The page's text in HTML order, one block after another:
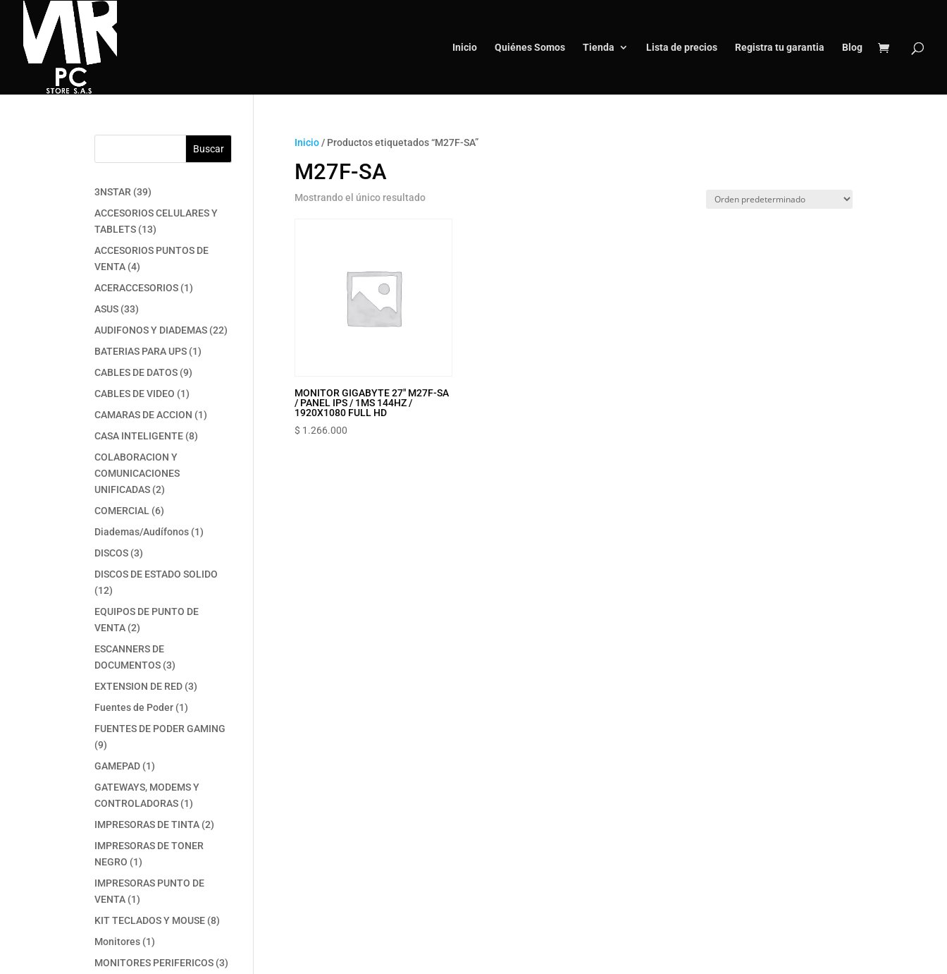
Inicio Quiénes Somos Tienda Lista de precios Registra tu garantia Blog
Inicio/ Productos etiquetados “M27F-SA”
M27F-SA
Mostrando el único resultado
MONITOR GIGABYTE 27″ M27F-SA
/ PANEL IPS / 1MS 144HZ /
1920X1080 FULL HD
$ 1.266.000
Buscar
3NSTAR 3939
productos
ACCESORIOS CELULARES Y
TABLETS 1313
productos
ACCESORIOS PUNTOS DE
VENTA 44
productos
ACERACCESORIOS 11
ASUS 3333
productos
AUDIFONOS Y DIADEMAS 2222
BATERIAS PARA UPS 11
CABLES DE DATOS 99
CABLES DE VIDEO 11
producto
CAMARAS DE ACCION 11
CASA INTELIGENTE 88
COLABORACION Y
COMUNICACIONES
UNIFICADAS 22
productos
COMERCIAL 66
productos
Diademas/Audífonos 11
DISCOS 33
productos
DISCOS DE ESTADO SOLIDO
1212
productos
EQUIPOS DE PUNTO DE
VENTA 22
productos
ESCANNERS DE
DOCUMENTOS 33
productos
EXTENSION DE RED 33
Fuentes de Poder 11
producto
FUENTES DE PODER GAMING
99
productos
GAMEPAD 11
producto
GATEWAYS, MODEMS Y
CONTROLADORAS 11
producto
IMPRESORAS DE TINTA 22
IMPRESORAS DE TONER
NEGRO
11
producto
IMPRESORAS PUNTO DE
VENTA 11
producto
KIT TECLADOS Y MOUSE 88
Monitores 11
producto
MONITORES PERIFERICOS 33